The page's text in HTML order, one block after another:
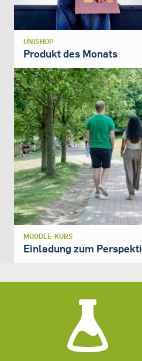
UNISHOP
Produkt des Monats
MOODLE-KURS
Einladung zum